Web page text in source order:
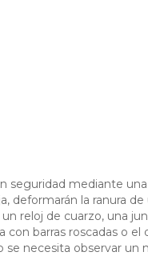
seguridad mediante
deformarán la ranura
reloj de cuarzo, una
barras roscadas o el
necesita observar un